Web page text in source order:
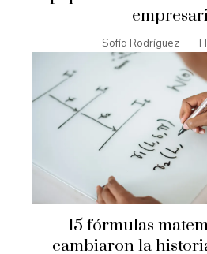
Sofía Rodríguez
15 fórmulas
cambiaron la